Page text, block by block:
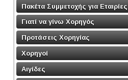
Πακέτα Συμμετοχής για Εταιρίες
Γιατί να γίνω Χορηγός
Προτάσεις Χορηγίας
Χορηγοί
Αιγίδες